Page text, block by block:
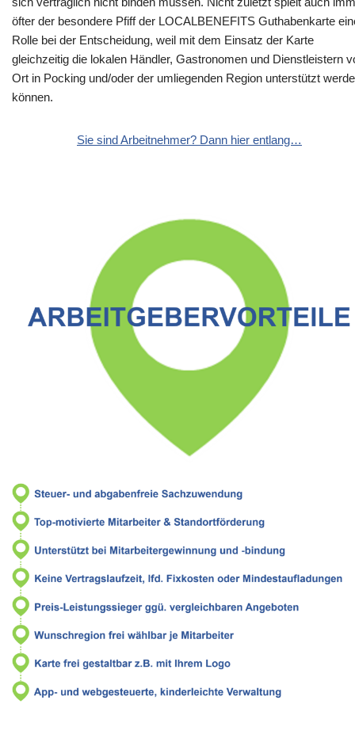
öfter der besondere Pfiff der LOCALBENEFITS Guthabenkarte
Rolle bei der Entscheidung, weil mit dem Einsatz der Karte
gleichzeitig die lokalen Händler, Gastronomen und Dienstleistern
Ort in Pocking und/oder der umliegenden Region unterstützt
können.
Sie sind Arbeitnehmer? Dann hier entlang…